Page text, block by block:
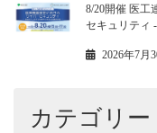
8/20開催 医工
セキュリティ
2026年7月
カテゴリー